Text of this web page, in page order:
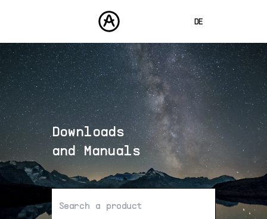
DE
ENGLISH
FRANÇAIS
ESPAÑOL
日本語
中文
PRODUKTE
SOUNDS
STORE
COMMUNITY
SUPPORT
Downloads
and Manuals